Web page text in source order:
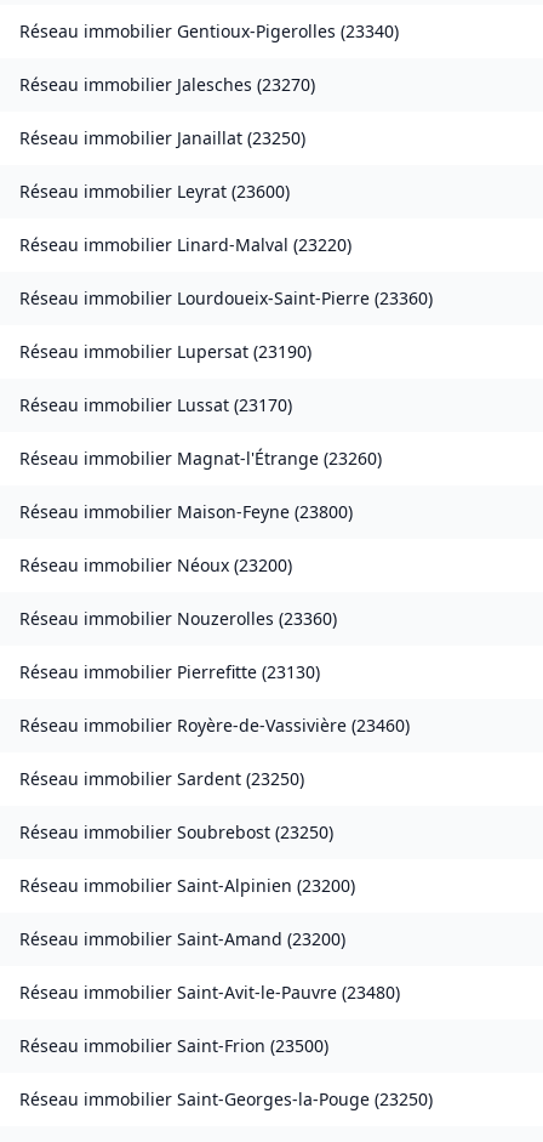
Réseau immobilier Gentioux-Pigerolles (23340)
Réseau immobilier Jalesches (23270)
Réseau immobilier Janaillat (23250)
Réseau immobilier Leyrat (23600)
Réseau immobilier Linard-Malval (23220)
Réseau immobilier Lourdoueix-Saint-Pierre (23360)
Réseau immobilier Lupersat (23190)
Réseau immobilier Lussat (23170)
Réseau immobilier Magnat-l'Étrange (23260)
Réseau immobilier Maison-Feyne (23800)
Réseau immobilier Néoux (23200)
Réseau immobilier Nouzerolles (23360)
Réseau immobilier Pierrefitte (23130)
Réseau immobilier Royère-de-Vassivière (23460)
Réseau immobilier Sardent (23250)
Réseau immobilier Soubrebost (23250)
Réseau immobilier Saint-Alpinien (23200)
Réseau immobilier Saint-Amand (23200)
Réseau immobilier Saint-Avit-le-Pauvre (23480)
Réseau immobilier Saint-Frion (23500)
Réseau immobilier Saint-Georges-la-Pouge (23250)